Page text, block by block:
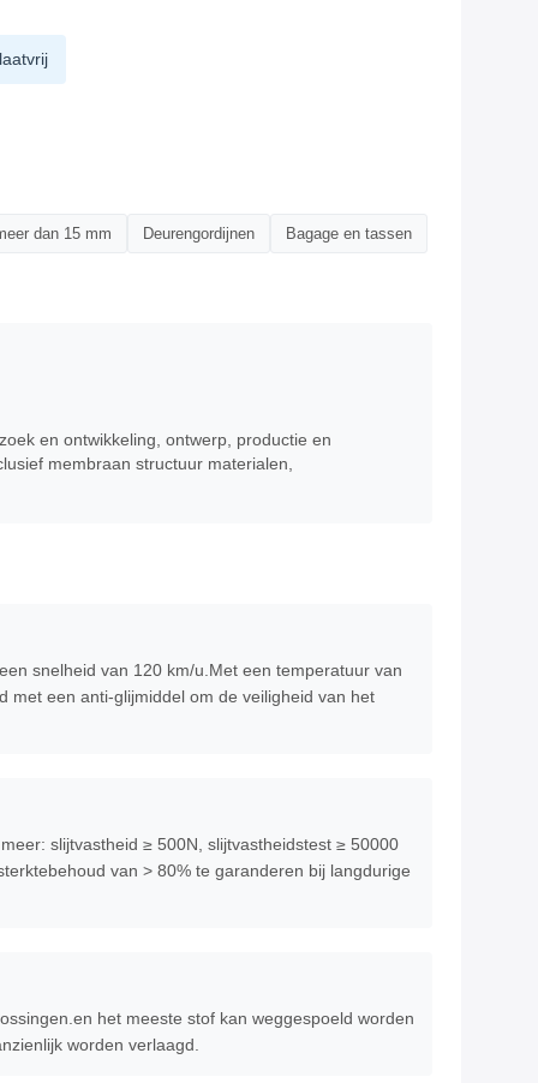
dan 15 mm Deurengordijnen Bagage en tassen
en ontwikkeling, ontwerp, productie en
membraan structuur materialen,
snelheid van 120 km/u.Met een temperatuur van
met een anti-glijmiddel om de veiligheid van het
slijtvastheid ≥ 500N, slijtvastheidstest ≥ 50000
van > 80% te garanderen bij langdurige
het meeste stof kan weggespoeld worden
worden verlaagd.